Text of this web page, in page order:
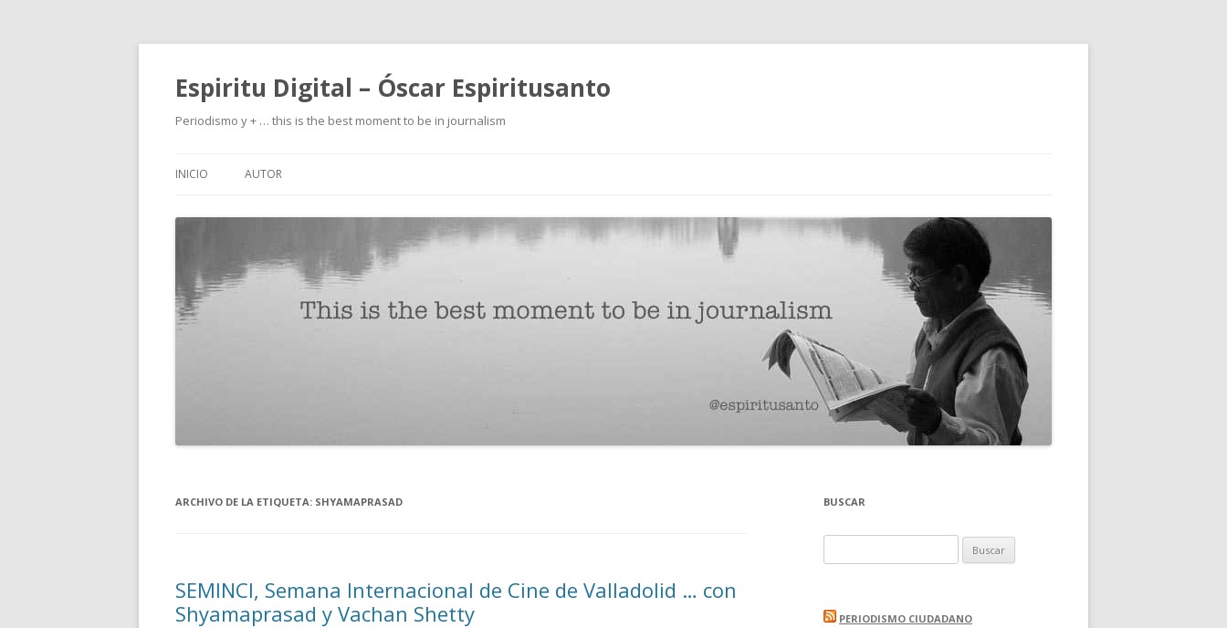
Espiritu Digital – Óscar Espiritusanto
Periodismo y + … this is the best moment to be in journalism
INICIO AUTOR
ARCHIVO DE LA ETIQUETA: SHYAMAPRASAD
SEMINCI, Semana Internacional de Cine de Valladolid … con
Shyamaprasad y Vachan Shetty
BUSCAR
PERIODISMO CIUDADANO